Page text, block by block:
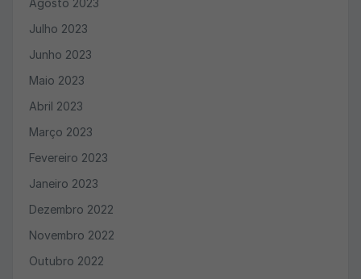
Agosto 2023
Julho 2023
Junho 2023
Maio 2023
Abril 2023
Março 2023
Fevereiro 2023
Janeiro 2023
Dezembro 2022
Novembro 2022
Outubro 2022